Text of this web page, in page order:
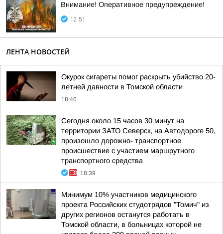
Внимание! Оперативное предупреждение!
12:51
ЛЕНТА НОВОСТЕЙ
Окурок сигареты помог раскрыть убийство 20-
летней давности в Томской области
18:46
Сегодня около 15 часов 30 минут на
территории ЗАТО Северск, на Автодороге 50,
произошло дорожно- транспортное
происшествие с участием маршрутного
транспортного средства
18:39
Минимум 10% участников медицинского
проекта Российских студотрядов "Томич" из
других регионов останутся работать в
Томской области, в больницах которой не